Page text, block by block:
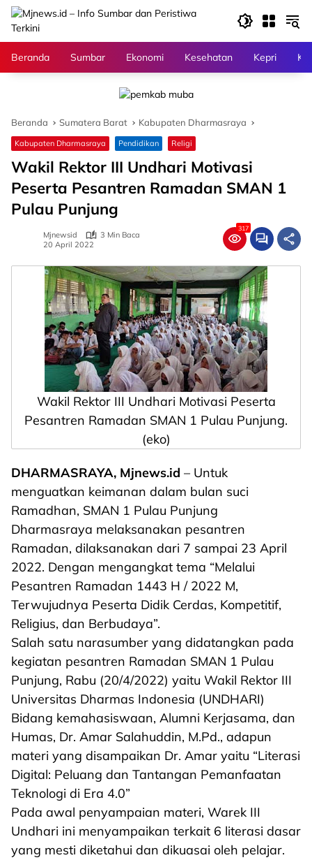
Langsung
konten
Beranda
Sumbar Ekonomi Kesehatan Kepri
Beranda Sumatera Barat Kabupaten Dharmasraya
Kabupaten Dharmasraya Pendidikan Religi
Wakil Rektor III Undhari Motivasi
Peserta Pesantren Ramadan SMAN 1
Pulau Punjung
Mjnewsid
3 Min Baca
20 April 2022
317
Wakil Rektor III Undhari Motivasi Peserta
Pesantren Ramadan SMAN 1 Pulau Punjung.
(eko)
DHARMASRAYA, Mjnews.id – Untuk
menguatkan keimanan dalam bulan suci
Ramadhan, SMAN 1 Pulau Punjung
Dharmasraya melaksanakan pesantren
Ramadan, dilaksanakan dari 7 sampai 23 April
2022. Dengan mengangkat tema “Melalui
Pesantren Ramadan 1443 H / 2022 M,
Terwujudnya Peserta Didik Cerdas, Kompetitif,
Religius, dan Berbudaya”.
Salah satu narasumber yang didatangkan pada
kegiatan pesantren Ramadan SMAN 1 Pulau
Punjung, Rabu (20/4/2022) yaitu Wakil Rektor III
Universitas Dharmas Indonesia (UNDHARI)
Bidang kemahasiswaan, Alumni Kerjasama, dan
Humas, Dr. Amar Salahuddin, M.Pd., adapun
materi yang disampaikan Dr. Amar yaitu “Literasi
Digital: Peluang dan Tantangan Pemanfaatan
Teknologi di Era 4.0”
Pada awal penyampaian materi, Warek III
Undhari ini menyampaikan terkait 6 literasi dasar
yang mesti diketahui dan dikuasai oleh pelajar.